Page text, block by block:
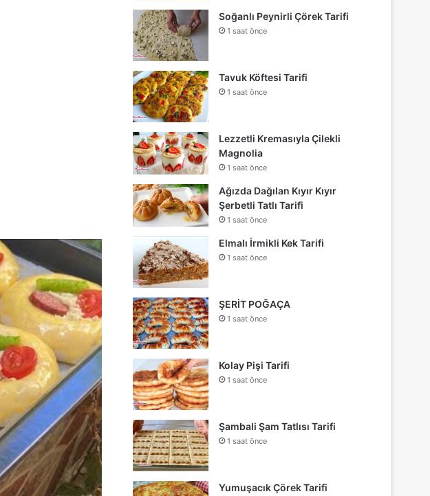
Soğanlı Peynirli Çörek Tarifi
1 saat önce
Tavuk Köftesi Tarifi
1 saat önce
Lezzetli Kremasıyla Çilekli
Magnolia
1 saat önce
Ağızda Dağılan Kıyır Kıyır
Şerbetli Tatlı Tarifi
1 saat önce
Elmalı İrmikli Kek Tarifi
1 saat önce
ŞERİT POĞAÇA
1 saat önce
Kolay Pişi Tarifi
1 saat önce
Şambali Şam Tatlısı Tarifi
1 saat önce
Yumuşacık Çörek Tarifi